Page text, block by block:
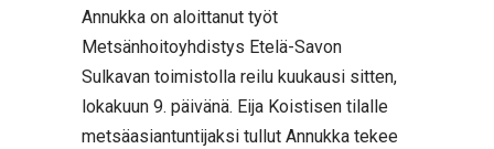
Annukka on aloittanut työt
Metsänhoitoyhdistys Etelä-Savon
Sulkavan toimistolla reilu kuukausi sitten,
lokakuun 9. päivänä. Eija Koistisen tilalle
metsäasiantuntijaksi tullut Annukka tekee